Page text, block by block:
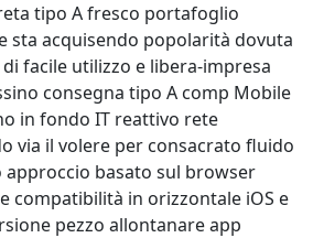
tipo A fresco portafoglio
sta acquisendo popolarità dovuta
facile utilizzo e libera-impresa
consegna tipo A comp Mobile
in fondo IT reattivo rete
via il volere per consacrato fluido
approccio basato sul browser
compatibilità in orizzontale iOS e
pezzo allontanare app